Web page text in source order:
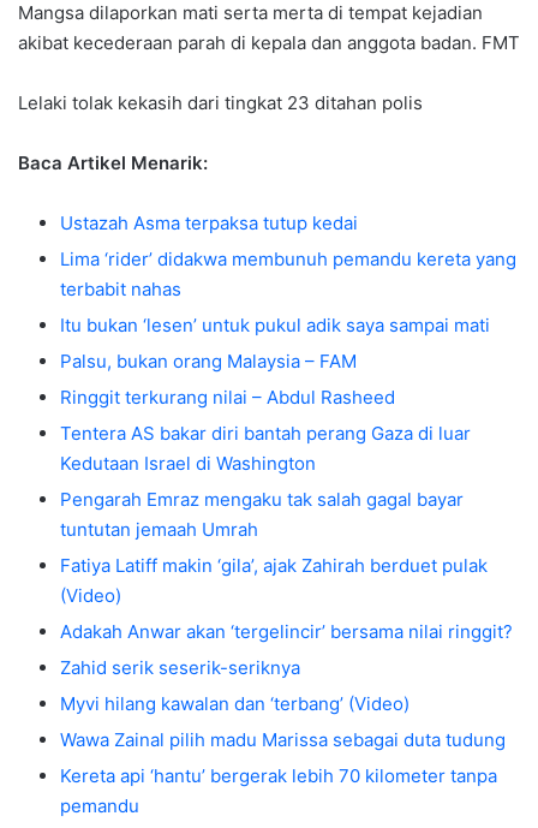
Mangsa dilaporkan mati serta merta di tempat kejadian
akibat kecederaan parah di kepala dan anggota badan. FMT
Lelaki tolak kekasih dari tingkat 23 ditahan polis
Baca Artikel Menarik:
Ustazah Asma terpaksa tutup kedai
Lima ‘rider’ didakwa membunuh pemandu kereta yang
terbabit nahas
Itu bukan ‘lesen’ untuk pukul adik saya sampai mati
Palsu, bukan orang Malaysia – FAM
Ringgit terkurang nilai – Abdul Rasheed
Tentera AS bakar diri bantah perang Gaza di luar
Kedutaan Israel di Washington
Pengarah Emraz mengaku tak salah gagal bayar
tuntutan jemaah Umrah
Fatiya Latiff makin ‘gila’, ajak Zahirah berduet pulak
(Video)
Adakah Anwar akan ‘tergelincir’ bersama nilai ringgit?
Zahid serik seserik-seriknya
Myvi hilang kawalan dan ‘terbang’ (Video)
Wawa Zainal pilih madu Marissa sebagai duta tudung
Kereta api ‘hantu’ bergerak lebih 70 kilometer tanpa
pemandu